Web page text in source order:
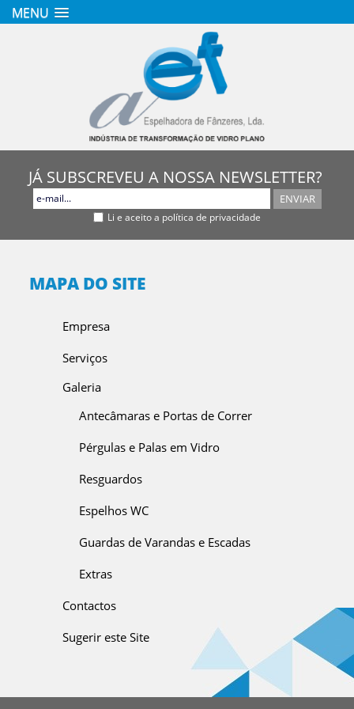
MENU
JÁ SUBSCREVEU A NOSSA NEWSLETTER?
ENVIAR
Li e aceito a política de privacidade
MAPA DO SITE
Empresa
Serviços
Galeria
Antecâmaras e Portas de Correr
Pérgulas e Palas em Vidro
Resguardos
Espelhos WC
Guardas de Varandas e Escadas
Extras
Contactos
Sugerir este Site